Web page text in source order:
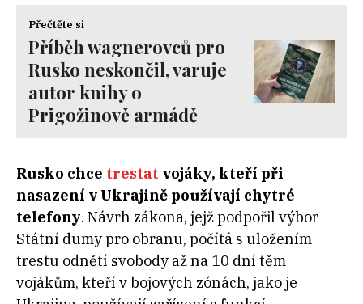
Přečtěte si
Příběh wagnerovců pro
Rusko neskončil, varuje
autor knihy o
Prigožinově armádě
Rusko chce trestat vojáky, kteří při
nasazení v Ukrajině používají chytré
telefony. Návrh zákona, jejž podpořil výbor
Státní dumy pro obranu, počítá s uložením
trestu odnětí svobody až na 10 dní těm
vojákům, kteří v bojových zónách, jako je